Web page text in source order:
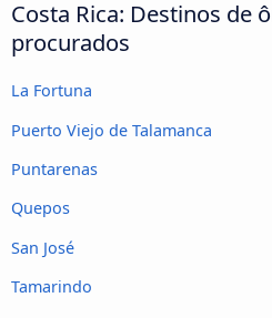
Costa Rica: Destinos de
procurados
La Fortuna
Puerto Viejo de Talamanca
Puntarenas
Quepos
San José
Tamarindo